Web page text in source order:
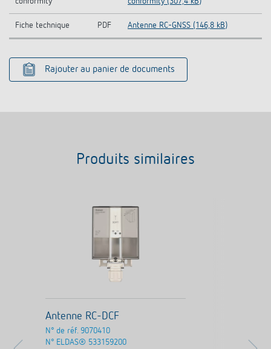
Fiche technique PDF Antenne RC-GNSS (146,8 kB)
Rajouter au panier de documents
Produits similaires
Antenne RC-DCF
N° de réf. 9070410
N° ELDAS® 533159200